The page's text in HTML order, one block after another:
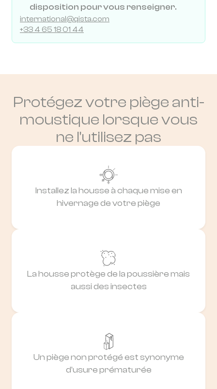
disposition pour vous renseigner.
international@qista.com
+33 4 65 18 01 44
Protégez votre piège anti-
moustique lorsque vous
ne l'utilisez pas
Installez la housse à chaque mise en
hivernage de votre piège
La housse protège de la poussière mais
aussi des insectes
Un piège non protégé est synonyme
d'usure prématurée